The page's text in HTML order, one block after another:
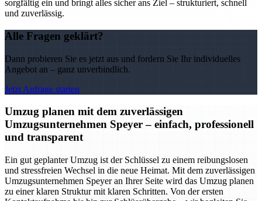
sorgfältig ein und bringt alles sicher ans Ziel – strukturiert, schnell
und zuverlässig.
Alle Fragen geklärt?
Dann probieren Sie es jetzt aus und fordern Sie Ihr individuelles
Angebot an – ganz unverbindlich.
Jetzt Anfrage starten
Umzug planen mit dem zuverlässigen
Umzugsunternehmen Speyer – einfach, professionell
und transparent
Ein gut geplanter Umzug ist der Schlüssel zu einem reibungslosen
und stressfreien Wechsel in die neue Heimat. Mit dem zuverlässigen
Umzugsunternehmen Speyer an Ihrer Seite wird das Umzug planen
zu einer klaren Struktur mit klaren Schritten. Von der ersten